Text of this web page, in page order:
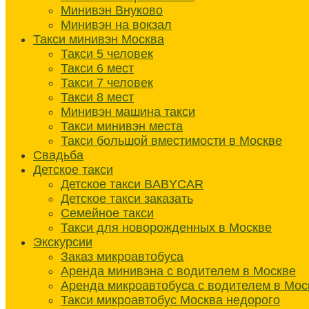
Минивэн Внуково
Минивэн на вокзал
Такси минивэн Москва
Такси 5 человек
Такси 6 мест
Такси 7 человек
Такси 8 мест
Минивэн машина такси
Такси минивэн места
Такси большой вместимости в Москве
Свадьба
Детское такси
Детское такси BABYCAR
Детское такси заказать
Семейное такси
Такси для новорожденных в Москве
Экскурсии
Заказ микроавтобуса
Аренда минивэна с водителем в Москве
Аренда микроавтобуса с водителем в
Такси микроавтобус Москва недорого